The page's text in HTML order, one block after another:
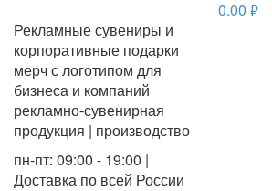
Рекламные сувениры и
корпоративные подарки
мерч с логотипом для
бизнеса и компаний
рекламно-сувенирная
продукция | производство
пн-пт: 09:00 - 19:00 |
Доставка по всей России
0.00 руб.